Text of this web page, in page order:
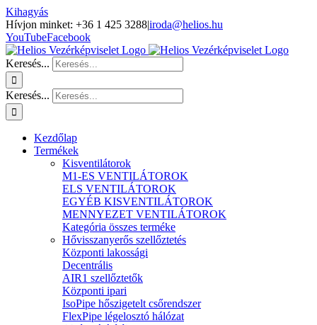
Kihagyás
Hívjon minket: +36 1 425 3288|iroda@helios.hu
YouTubeFacebook
Keresés...
Keresés...
Kezdőlap
Termékek
Kisventilátorok
M1-ES VENTILÁTOROK
ELS VENTILÁTOROK
EGYÉB KISVENTILÁTOROK
MENNYEZET VENTILÁTOROK
Kategória összes terméke
Hővisszanyerős szellőztetés
Központi lakossági
Decentrális
AIR1 szellőztetők
Központi ipari
IsoPipe hőszigetelt csőrendszer
FlexPipe légelosztó hálózat